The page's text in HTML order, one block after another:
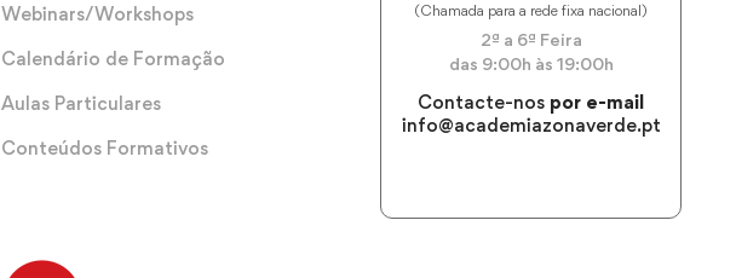
Webinars/Workshops
Calendário de Formação
Aulas Particulares
Conteúdos Formativos
(Chamada para a rede fixa nacional)
2ª a 6ª Feira
das 9:00h às 19:00h
Contacte-nos por e-mail
info@academiazonaverde.pt